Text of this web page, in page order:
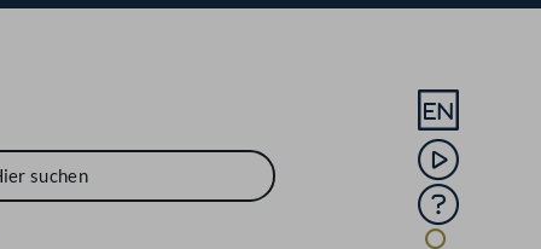
Sprache
Mediathek
Hilfe